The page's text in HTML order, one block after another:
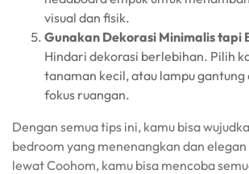
visual dan fisik.
Gunakan Dekorasi Minimalis tapi
Hindari dekorasi berlebihan. Pilih
tanaman kecil, atau lampu gantung
fokus ruangan.
Dengan semua tips ini, kamu bisa
bedroom yang menenangkan dan
lewat Coohom, kamu bisa mencoba